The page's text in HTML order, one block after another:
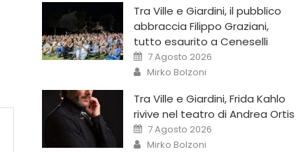
Tra Ville e Giardini, il pubblico
abbraccia Filippo Graziani,
tutto esaurito a Ceneselli
7 Agosto 2026
Mirko Bolzoni
Tra Ville e Giardini, Frida Kahlo
rivive nel teatro di Andrea Ortis
7 Agosto 2026
Mirko Bolzoni